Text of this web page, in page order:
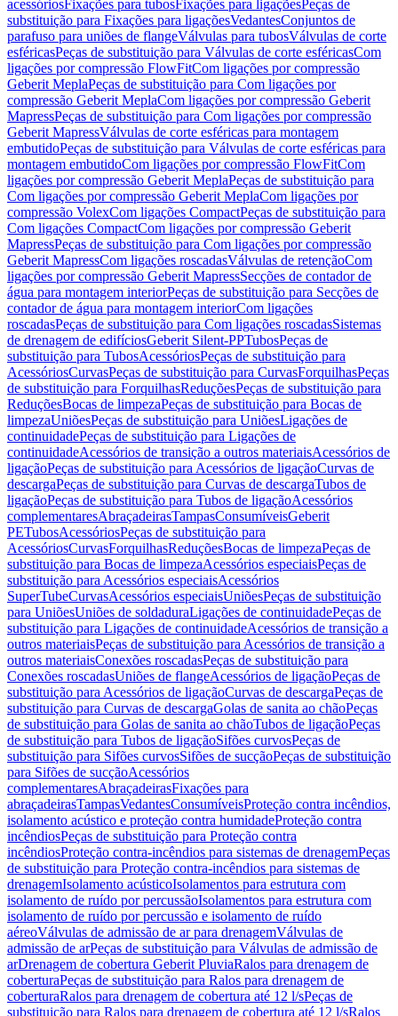
acessóriosFixações para tubosFixações para ligaçõesPeças de
substituição para Fixações para ligaçõesVedantesConjuntos de
parafuso para uniões de flangeVálvulas para tubosVálvulas de corte
esféricasPeças de substituição para Válvulas de corte esféricasCom
ligações por compressão FlowFitCom ligações por compressão
Geberit MeplaPeças de substituição para Com ligações por
compressão Geberit MeplaCom ligações por compressão Geberit
MapressPeças de substituição para Com ligações por compressão
Geberit MapressVálvulas de corte esféricas para montagem
embutidoPeças de substituição para Válvulas de corte esféricas para
montagem embutidoCom ligações por compressão FlowFitCom
ligações por compressão Geberit MeplaPeças de substituição para
Com ligações por compressão Geberit MeplaCom ligações por
compressão VolexCom ligações CompactPeças de substituição para
Com ligações CompactCom ligações por compressão Geberit
MapressPeças de substituição para Com ligações por compressão
Geberit MapressCom ligações roscadasVálvulas de retençãoCom
ligações por compressão Geberit MapressSecções de contador de
água para montagem interiorPeças de substituição para Secções de
contador de água para montagem interiorCom ligações
roscadasPeças de substituição para Com ligações roscadasSistemas
de drenagem de edifíciosGeberit Silent-PPTubosPeças de
substituição para TubosAcessóriosPeças de substituição para
AcessóriosCurvasPeças de substituição para CurvasForquilhasPeças
de substituição para ForquilhasReduçõesPeças de substituição para
ReduçõesBocas de limpezaPeças de substituição para Bocas de
limpezaUniõesPeças de substituição para UniõesLigações de
continuidadePeças de substituição para Ligações de
continuidadeAcessórios de transição a outros materiaisAcessórios de
ligaçãoPeças de substituição para Acessórios de ligaçãoCurvas de
descargaPeças de substituição para Curvas de descargaTubos de
ligaçãoPeças de substituição para Tubos de ligaçãoAcessórios
complementaresAbraçadeirasTampasConsumíveisGeberit
PETubosAcessóriosPeças de substituição para
AcessóriosCurvasForquilhasReduçõesBocas de limpezaPeças de
substituição para Bocas de limpezaAcessórios especiaisPeças de
substituição para Acessórios especiaisAcessórios
SuperTubeCurvasAcessórios especiaisUniõesPeças de substituição
para UniõesUniões de soldaduraLigações de continuidadePeças de
substituição para Ligações de continuidadeAcessórios de transição a
outros materiaisPeças de substituição para Acessórios de transição a
outros materiaisConexões roscadasPeças de substituição para
Conexões roscadasUniões de flangeAcessórios de ligaçãoPeças de
substituição para Acessórios de ligaçãoCurvas de descargaPeças de
substituição para Curvas de descargaGolas de sanita ao chãoPeças
de substituição para Golas de sanita ao chãoTubos de ligaçãoPeças
de substituição para Tubos de ligaçãoSifões curvosPeças de
substituição para Sifões curvosSifões de sucçãoPeças de substituição
para Sifões de sucçãoAcessórios
complementaresAbraçadeirasFixações para
abraçadeirasTampasVedantesConsumíveisProteção contra incêndios,
isolamento acústico e proteção contra humidadeProteção contra
incêndiosPeças de substituição para Proteção contra
incêndiosProteção contra-incêndios para sistemas de drenagemPeças
de substituição para Proteção contra-incêndios para sistemas de
drenagemIsolamento acústicoIsolamentos para estrutura com
isolamento de ruído por percussãoIsolamentos para estrutura com
isolamento de ruído por percussão e isolamento de ruído
aéreoVálvulas de admissão de ar para drenagemVálvulas de
admissão de arPeças de substituição para Válvulas de admissão de
arDrenagem de cobertura Geberit PluviaRalos para drenagem de
coberturaPeças de substituição para Ralos para drenagem de
coberturaRalos para drenagem de cobertura até 12 l/sPeças de
substituição para Ralos para drenagem de cobertura até 12 l/sRalos